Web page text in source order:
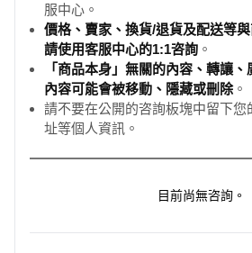
服中心。
價格、賣家、換貨/退貨及配送等
請使用客服中心的1:1咨詢 。
「商品本身」無關的內容、轉讓
內容可能會被移動、隱藏或刪除。
請不要在公開的咨詢板塊中留下您
址等個人資訊。
目前尚無咨詢。